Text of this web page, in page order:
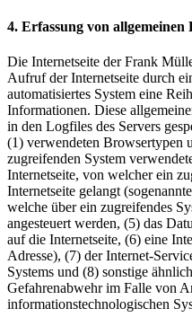
4. Erfassung von
Die Internetseite der Frank
Aufruf der Internetseite durch
automatisiertes System eine
Informationen. Diese
in den Logfiles des Servers
(1) verwendeten Browsertypen
zugreifenden System
Internetseite, von welcher ein
Internetseite gelangt
welche über ein zugreifendes
angesteuert werden, (5) das
auf die Internetseite, (6) eine
Adresse), (7) der Internet-
Systems und (8) sonstige
Gefahrenabwehr im Falle von
informationstechnologischen